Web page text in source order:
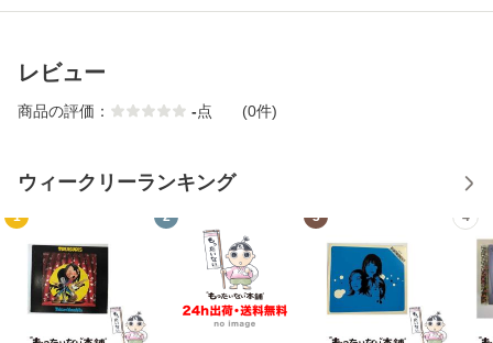
レビュー
商品の評価： -点 (0件)
ウィークリーランキング
1 2 3 4